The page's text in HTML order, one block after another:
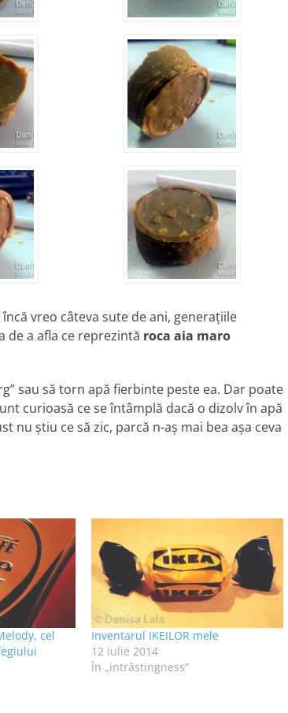
vreo câteva sute de ani, generaţiile
de a afla ce reprezintă roca aia maro
sau să torn apă fierbinte peste ea. Dar poate
curioasă ce se întâmplă dacă o dizolv în apă
nu ştiu ce să zic, parcă n-aş mai bea aşa ceva
cel
Inventarul IKEILOR mele
12 iulie 2014
În „intrăstingness”